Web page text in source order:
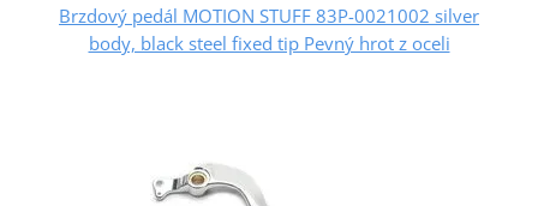
Brzdový pedál MOTION STUFF 83P-0021002 silver
body, black steel fixed tip Pevný hrot z oceli